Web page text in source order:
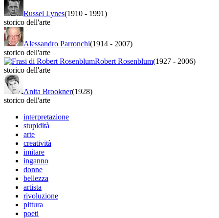
Russel Lynes(1910 - 1991)
storico dell'arte
Alessandro Parronchi(1914 - 2007)
storico dell'arte
Robert Rosenblum(1927 - 2006)
storico dell'arte
Anita Brookner(1928)
storico dell'arte
interpretazione
stupidità
arte
creatività
imitare
inganno
donne
bellezza
artista
rivoluzione
pittura
poeti